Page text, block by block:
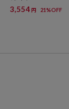
3,554 円 21%OFF